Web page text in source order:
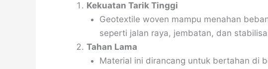
Kekuatan Tarik Tinggi
Geotextile woven mampu menahan
seperti jalan raya, jembatan, dan
Tahan Lama
Material ini dirancang untuk bertahan di